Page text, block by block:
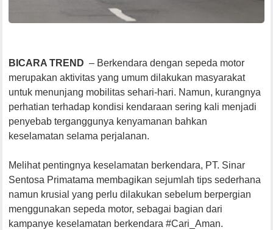
BICARA TREND– Berkendara dengan sepeda motor
merupakan aktivitas yang umum dilakukan masyarakat
untuk menunjang mobilitas sehari-hari. Namun, kurangnya
perhatian terhadap kondisi kendaraan sering kali menjadi
penyebab terganggunya kenyamanan bahkan
keselamatan selama perjalanan.
Melihat pentingnya keselamatan berkendara, PT. Sinar
Sentosa Primatama membagikan sejumlah tips sederhana
namun krusial yang perlu dilakukan sebelum berpergian
menggunakan sepeda motor, sebagai bagian dari
kampanye keselamatan berkendara #Cari_Aman.